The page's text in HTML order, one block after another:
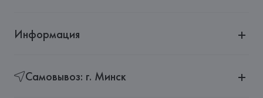
Информация
Самовывоз: г. Минск